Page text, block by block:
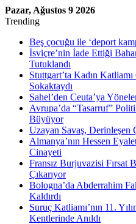
Pazar, Ağustos 9 2026
Trending
Beş çocuğu ile ‘deport
İsviçre’nin İade Ettiği
Tutuklandı
Stuttgart’ta Kadın
Sokaktaydı
Sahel’den Ceuta’ya
Avrupa’da “Tasarruf”
Büyüyor
Uzayan Savaş, Derinleşen
Almanya’nın Hessen
Cinayeti
Fransız Burjuvazisi Fırsat
Çıkarıyor
Bologna’da Abderrahim
Kaldırdı
Suruç Katliamı’nın 11.
Kentlerinde Anıldı